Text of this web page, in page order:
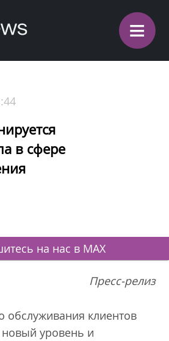
≡
в сфере
на нас в MAX
Пресс-релиз
обслуживания клиентов
новый уровень и